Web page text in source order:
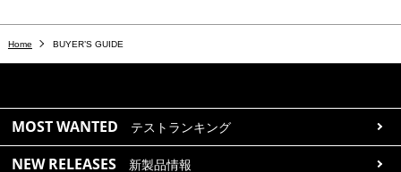
Home BUYER’S GUIDE
MOST WANTED テストランキング
NEW RELEASES 新製品情報